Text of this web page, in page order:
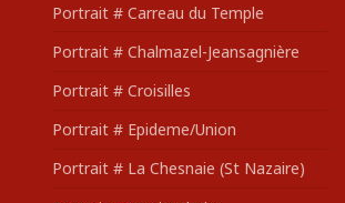
Portrait # Carreau du Temple
Portrait # Chalmazel-Jeansagnière
Portrait # Croisilles
Portrait # Epideme/Union
Portrait # La Chesnaie (St Nazaire)